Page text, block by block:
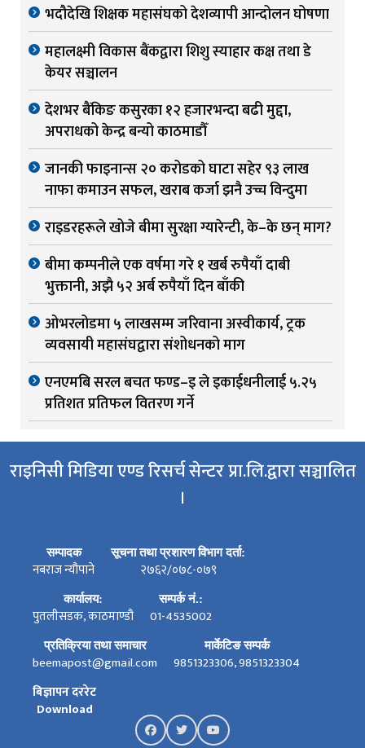
भदौदेखि शिक्षक महासंघको देशव्यापी आन्दोलन घोषणा
महालक्ष्मी विकास बैंकद्वारा शिशु स्याहार कक्ष तथा डे
केयर सञ्चालन
देशभर बैंकिङ कसुरका १२ हजारभन्दा बढी मुद्दा,
अपराधको केन्द्र बन्यो काठमाडौँ
जानकी फाइनान्स २० करोडको घाटा सहेर ९३ लाख
नाफा कमाउन सफल, खराब कर्जा झनै उच्च विन्दुमा
राइडरहरूले खोजे बीमा सुरक्षा ग्यारेन्टी, के–के छन् माग?
बीमा कम्पनीले एक वर्षमा गरे १ खर्ब रुपैयाँ दाबी
भुक्तानी, अझै ५२ अर्ब रुपैयाँ दिन बाँकी
ओभरलोडमा ५ लाखसम्म जरिवाना अस्वीकार्य, ट्रक
व्यवसायी महासंघद्वारा संशोधनको माग
एनएमबि सरल बचत फण्ड–इ ले इकाईधनीलाई ५.२५
प्रतिशत प्रतिफल वितरण गर्ने
राइनिसी मिडिया एण्ड रिसर्च सेन्टर प्रा.लि.द्वारा सञ्चालित
।
सम्पादक
नबराज न्यौपाने
सूचना तथा प्रशारण विभाग दर्ता:
२७६२/०७८-०७९
कार्यालय:
पुतलीसडक, काठमाण्डौ
सम्पर्क नं.:
01-4535002
प्रतिक्रिया तथा समाचार
beemapost@gmail.com
मार्केटिङ सम्पर्क
9851323306, 9851323304
बिज्ञापन दररेट
Download